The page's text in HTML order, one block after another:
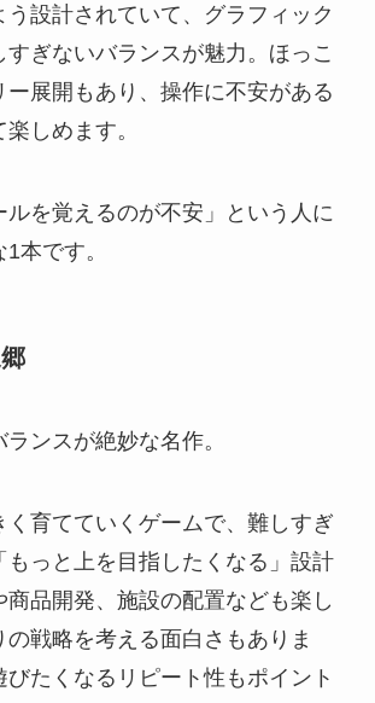
う設計されていて、グラフィック
すぎないバランスが魅力。ほっこ
ー展開もあり、操作に不安がある
しめます。
ルを覚えるのが不安」という人に
本です。
ンスが絶妙な名作。
く育てていくゲームで、難しすぎ
もっと上を目指したくなる」設計
商品開発、施設の配置なども楽し
戦略を考える面白さもありま
たくなるリピート性もポイント